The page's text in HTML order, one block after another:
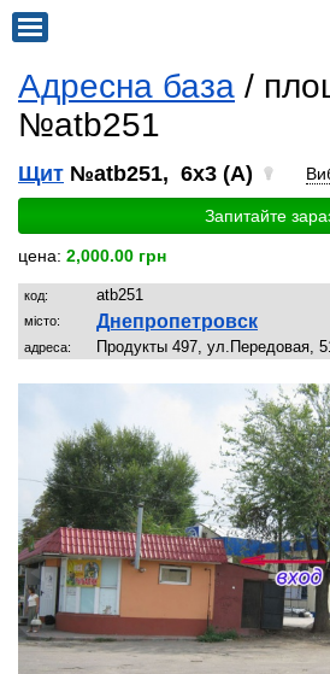
Адресна база /
№atb251
Щит №atb251, 6x3 (A)
Запитайте
цена: 2,000.00 грн
код: atb251
місто: Днепропетровск
адреса: Продукты 497, ул.Передовая,